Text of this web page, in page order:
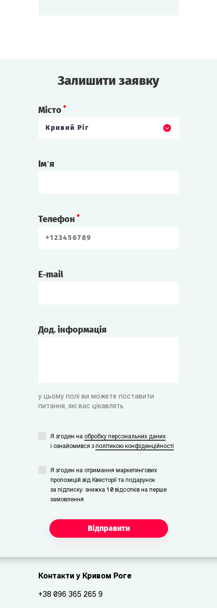
Залишити заявку
Місто
Кривий Ріг
Ім’я
Телефон
E-mail
Дод. інформація
у цьому полі ви можете поставити
питання, які вас цікавлять
Я згоден на обробку персональних даних
i ознайомився з політикою конфіденційності
Я згоден на отримання маркетингових
пропозицій від Квесторії та подарунок
за підписку: знижка 10 відсотків на перше
замовлення
Відправити
Контакти у Кривом Роге
+38 096 365 265 9